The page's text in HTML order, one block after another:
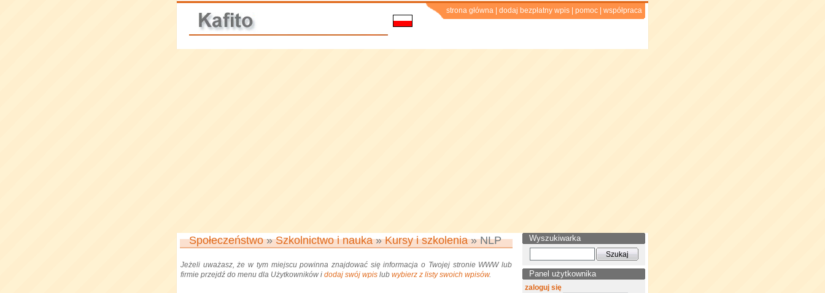
strona główna dodaj bezpłatny wpis pomoc współpraca
Społeczeństwo»Szkolnictwo i nauka»Kursy i szkolenia» NLP
Jeżeli uważasz, że w tym miejscu powinna znajdować się informacja o Twojej stronie WWW lub
firmie przejdź do menu dla Użytkowników i dodaj swój wpis lub wybierz z listy swoich wpisów.
Wyszukiwarka
Panel użytkownika
zaloguj się